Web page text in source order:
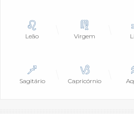
Leão Virgem
Sagitário Capricórnio